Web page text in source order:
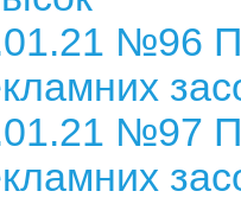
№96
№97